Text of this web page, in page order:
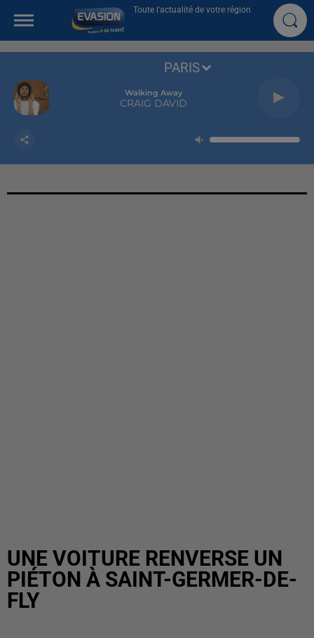
Toute l'actualité de votre région
Walking Away
CRAIG DAVID
PARIS
UNE VOITURE RENVERSE UN
PIÉTON À SAINT-GERMER-DE-
FLY